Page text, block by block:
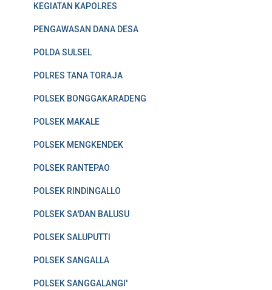
KEGIATAN KAPOLRES
PENGAWASAN DANA DESA
POLDA SULSEL
POLRES TANA TORAJA
POLSEK BONGGAKARADENG
POLSEK MAKALE
POLSEK MENGKENDEK
POLSEK RANTEPAO
POLSEK RINDINGALLO
POLSEK SA'DAN BALUSU
POLSEK SALUPUTTI
POLSEK SANGALLA
POLSEK SANGGALANGI'